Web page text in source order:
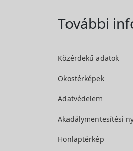
További
Közérdekű adatok
Okostérképek
Adatvédelem
Akadálymentesítési
Honlaptérkép